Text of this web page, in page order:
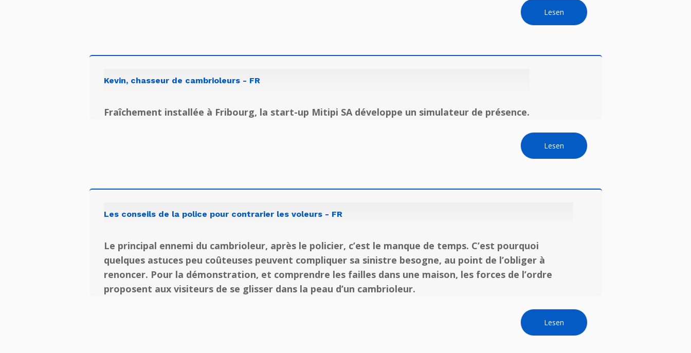
Lesen
Kevin, chasseur de cambrioleurs - FR
Fraîchement installée à Fribourg, la start-up Mitipi SA développe un simulateur de présence.
Lesen
Les conseils de la police pour contrarier les voleurs - FR
Le principal ennemi du cambrioleur, après le policier, c’est le manque de temps. C’est pourquoi
quelques astuces peu coûteuses peuvent compliquer sa sinistre besogne, au point de l’obliger à
renoncer. Pour la démonstration, et comprendre les failles dans une maison, les forces de l’ordre
proposent aux visiteurs de se glisser dans la peau d’un cambrioleur.
Lesen